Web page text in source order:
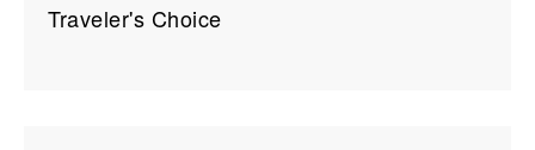
Traveler's Choice